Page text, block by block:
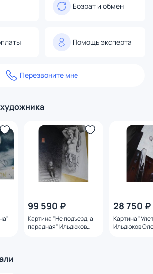
Возрат и обмен
Помощь эксперта
Перезвоните мне
99 590 ₽
Картина "Не подъезд, а
парадная" Ильдюков
28 750 ₽
Картина
Ильдюков